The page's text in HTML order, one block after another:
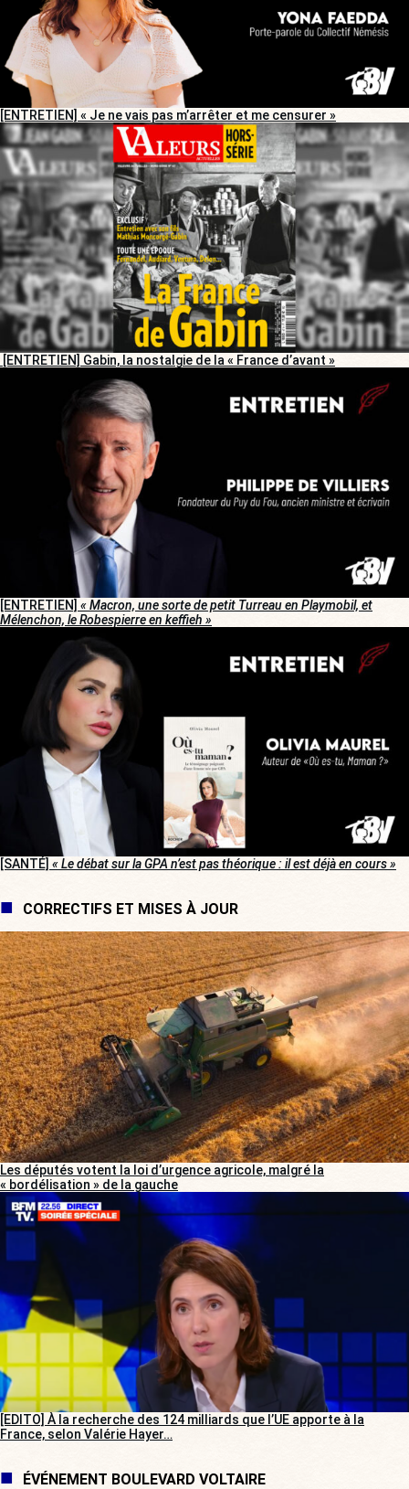
[ENTRETIEN] « Je ne vais pas m’arrêter et me censurer »
[ENTRETIEN] Gabin, la nostalgie de la « France d’avant »
[ENTRETIEN] « Macron, une sorte de petit Turreau en Playmobil, et
Mélenchon, le Robespierre en keffieh »
[SANTÉ] « Le débat sur la GPA n’est pas théorique : il est déjà en cours »
CORRECTIFS ET MISES À JOUR
Les députés votent la loi d’urgence agricole, malgré la
« bordélisation » de la gauche
[EDITO] À la recherche des 124 milliards que l’UE apporte à la
France, selon Valérie Hayer…
ÉVÉNEMENT BOULEVARD VOLTAIRE